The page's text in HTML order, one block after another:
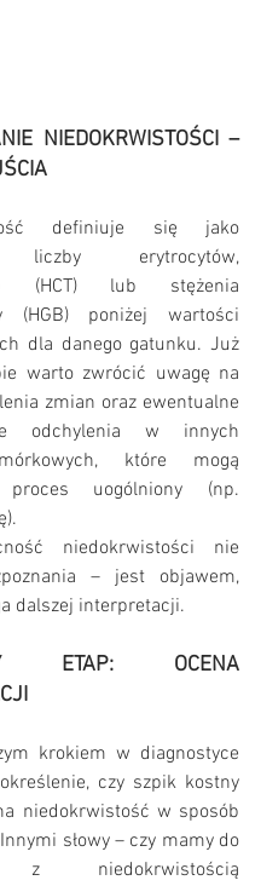
NIEDOKRWISTOŚCI –
definiuje się jako
liczby erytrocytów,
(HCT) lub stężenia
(HGB) poniżej wartości
dla danego gatunku. Już
warto zwrócić uwagę na
zmian oraz ewentualne
odchylenia w innych
które mogą
proces uogólniony (np.
niedokrwistości nie
– jest objawem,
dalszej interpretacji.
ETAP: OCENA
krokiem w diagnostyce
czy szpik kostny
niedokrwistość w sposób
słowy – czy mamy do
z niedokrwistością